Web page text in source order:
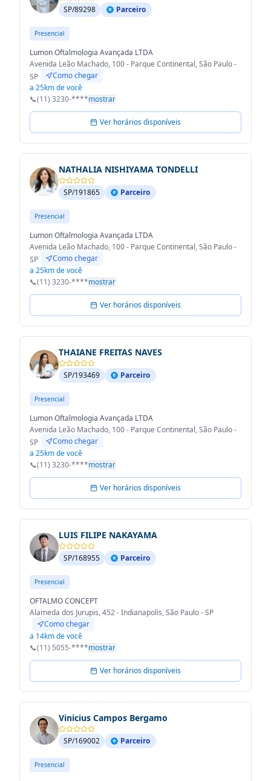
SP/89298 Parceiro
Presencial
Lumon Oftalmologia Avançada LTDA
Avenida Leão Machado, 100 - Parque Continental, São Paulo -
SP
Como chegar
a 25km de você
📞(11) 3230-****mostrar
Ver horários disponíveis
NATHALIA NISHIYAMA TONDELLI
SP/191865 Parceiro
Presencial
Lumon Oftalmologia Avançada LTDA
Avenida Leão Machado, 100 - Parque Continental, São Paulo -
SP
Como chegar
a 25km de você
📞(11) 3230-****mostrar
Ver horários disponíveis
THAIANE FREITAS NAVES
SP/193469 Parceiro
Presencial
Lumon Oftalmologia Avançada LTDA
Avenida Leão Machado, 100 - Parque Continental, São Paulo -
SP
Como chegar
a 25km de você
📞(11) 3230-****mostrar
Ver horários disponíveis
LUIS FILIPE NAKAYAMA
SP/168955 Parceiro
Presencial
OFTALMO CONCEPT
Alameda dos Jurupis, 452 - Indianapolis, São Paulo - SP
Como chegar
a 14km de você
📞(11) 5055-****mostrar
Ver horários disponíveis
Vinicius Campos Bergamo
SP/169002 Parceiro
Presencial